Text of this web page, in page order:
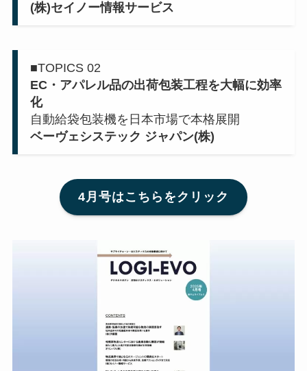
(株)セイノー情報サービス
■TOPICS 02
EC・アパレル品の出荷包装工程を大幅に効率
化
自動給袋包装機を日本市場で本格展開
ベーヴェシステック ジャパン(株)
4月号はこちらをクリック